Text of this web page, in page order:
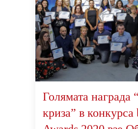
Голямата награда
криза” в